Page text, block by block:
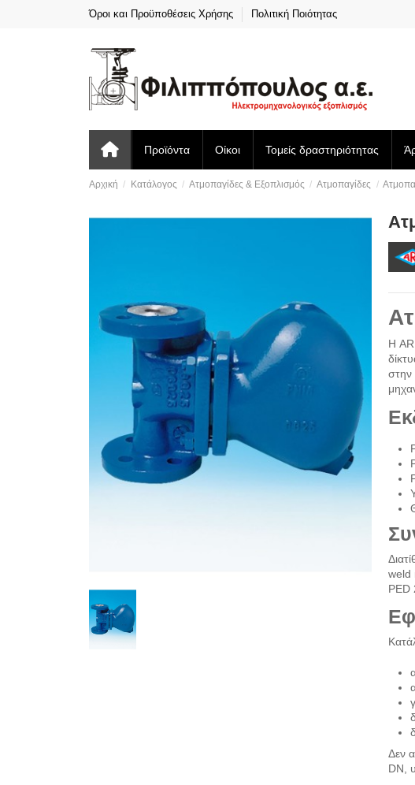
Όροι και Προϋποθέσεις Χρήσης Πολιτική Ποιότητας
Προϊόντα Οίκοι Τομείς δραστηριότητας
Αρχική Κατάλογος Ατμοπαγίδες & Εξοπλισμός Ατμοπαγίδες
Η
στην
weld
PED
Δεν
DN,